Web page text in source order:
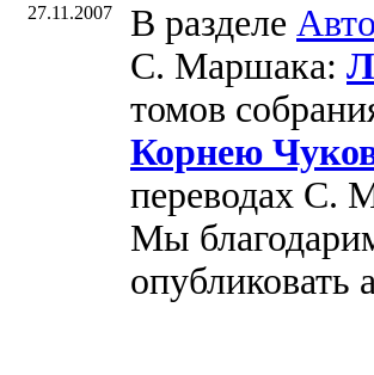
27.11.2007 В разделе
С. Маршака:
томов
Корнею
переводах С.
Мы
опубликовать